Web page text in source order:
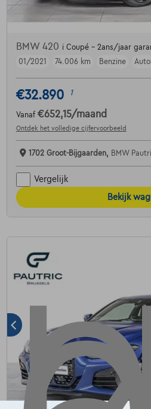
BMW 420 i Coupé - 2ans/jaar
01/2021
74.006 km Benzine
€32.890 1
Vanaf €652,15/maand
Ontdek het volledige cijfervoorbeeld
1702 Groot-Bijgaarden, BMW
Vergelijk
Bekijk